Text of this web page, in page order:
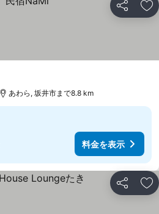
シェア お
あわら, 坂井市まで8.8 km
料金を表示
シェア お